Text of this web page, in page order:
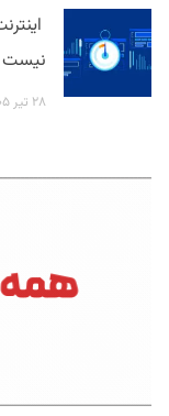
نیست
۲۸ تیر ۱۴۰۵